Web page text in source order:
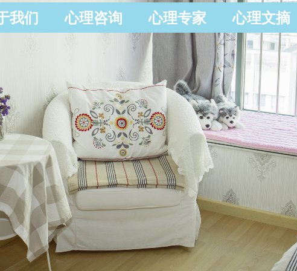
我们 心理咨询 心理专家 心理文摘